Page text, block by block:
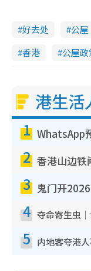
好去处 公屋
香港
公屋政
港生活
1
2
3
4
5